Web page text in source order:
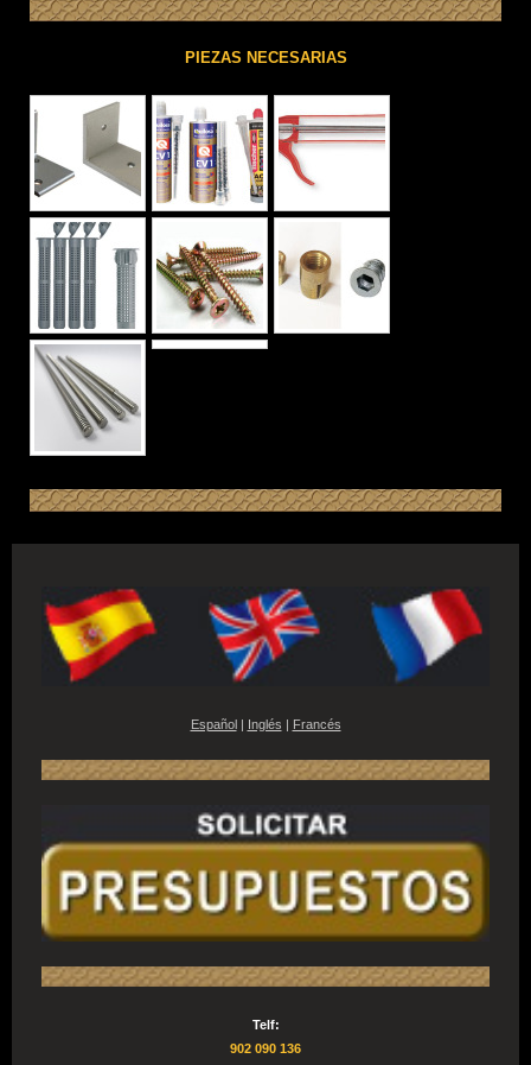
PIEZAS NECESARIAS
Español| Inglés | Francés
Telf:
902 090 136